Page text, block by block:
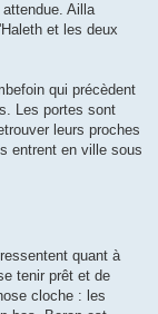
Ailla
et les deux
qui précèdent
Les portes sont
leurs proches
entrent en ville sous
quant à
tenir prêt et de
cloche : les